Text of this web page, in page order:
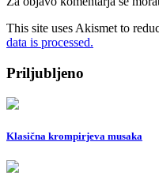
This site uses Akismet to
data is processed.
Priljubljeno
Klasična krompirjeva musaka